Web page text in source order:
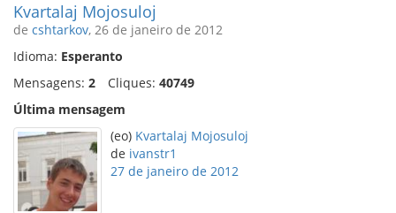
Kvartalaj Mojosuloj
de cshtarkov, 26 de janeiro de 2012
Idioma: Esperanto
Mensagens: 2 Cliques: 40749
Última mensagem
(eo) Kvartalaj Mojosuloj
de ivanstr1
27 de janeiro de 2012